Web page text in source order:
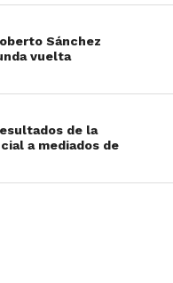
Sánchez
vuelta
de la
a mediados de